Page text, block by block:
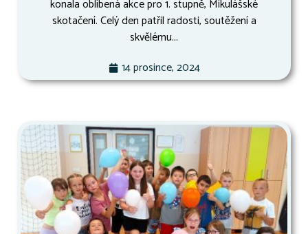
konala oblíbená akce pro 1. stupně, Mikulášské
skotačení. Celý den patřil radosti, soutěžení a
skvělému...
14 prosince, 2024